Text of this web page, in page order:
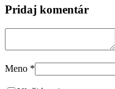
Pridaj komentár
Meno *